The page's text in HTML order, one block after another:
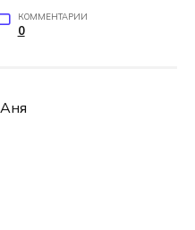
КОММЕНТАРИИ
0
Аня